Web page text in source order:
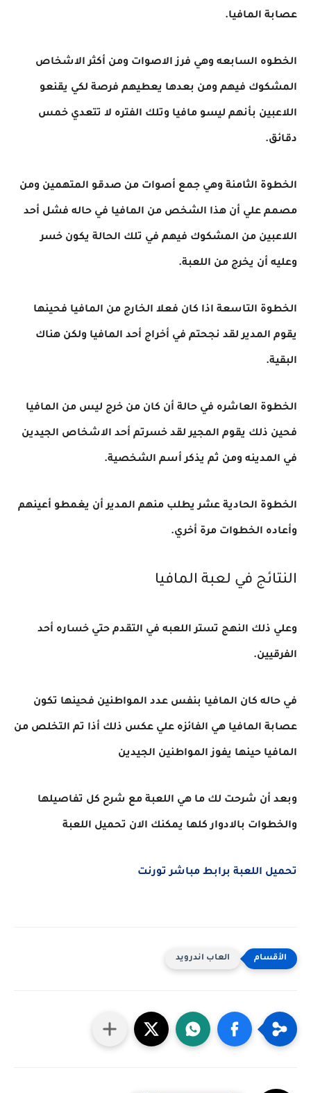
عصابة المافيا.
الخطوه السابعه وهي فرز الاصوات ومن أكثر الاشخاص
المشكوك فيهم ومن بعدها يعطيهم فرصة لكي يقنعو
اللاعبين بأنهم ليسو مافيا وتلك الفتره لا تتعدي خمس
دقائق.
الخطوة الثامنة وهي جمع أصوات من صدقو المتهمين ومن
مصمم علي أن هذا الشخص من المافيا في حاله فشل أحد
اللاعبين من المشكوك فيهم في تلك الحالة يكون خسر
وعليه أن يخرج من اللعبة.
الخطوة التاسعة اذا كان فعلا الخارج من المافيا فحينها
يقوم المدير لقد نجحتم في أخراج أحد المافيا ولكن هناك
البقية.
الخطوة العاشره في حالة أن كان من خرج ليس من المافيا
فحين ذلك يقوم المجير لقد خسرتم أحد الاشخاص الجيدين
في المدينه ومن ثم يذكر أسم الشخصية.
الخطوة الحادية عشر يطلب منهم المدير أن يغمطو أعينهم
وأعاده الخطوات مرة أخري.
النتائج في لعبة المافيا
وعلي ذلك النهج تستر اللعبه في التقدم حتي خساره أحد
الفرقيين.
في حاله كان المافيا بنفس عدد المواطنين فحينها تكون
عصابة المافيا هي الفائزه علي عكس ذلك أذا تم التخلص من
المافيا حينها يفوز المواطنين الجيدين
وبعد أن شرحت لك ما هي اللعبة مع شرح كل تفاصيلها
والخطوات بالادوار كلها يمكنك الان تحميل اللعبة
تحميل اللعبة برابط مباشر تورنت
العاب اندرويد